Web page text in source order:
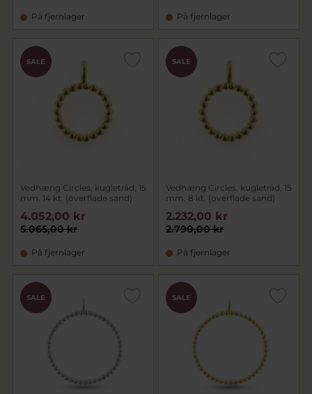
På fjernlager På fjernlager
SALE
Vedhæng Circles, kugletråd, 15
mm. 14 kt. (overflade sand)
5.065,00 kr
4.052,00 kr
På fjernlager
SALE
Vedhæng Circles, kugletråd, 15
mm. 8 kt. (overflade sand)
2.790,00 kr
2.232,00 kr
På fjernlager
SALE SALE